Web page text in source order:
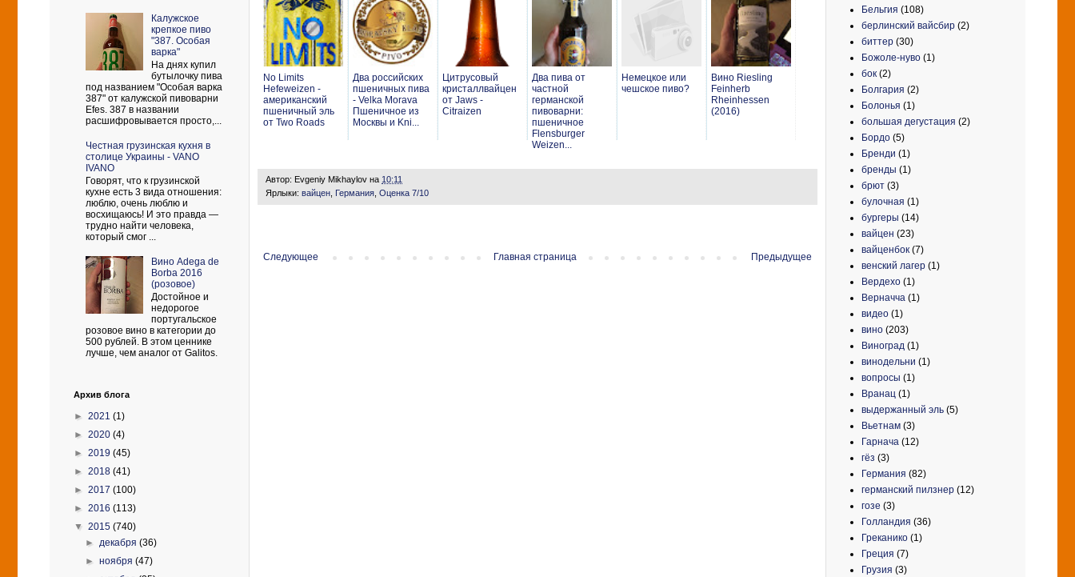
No Limits
Hefeweizen -
американский
пшеничный эль
от Two Roads
Два российских
пшеничных пива
- Velka Morava
Пшеничное из
Москвы и Kni...
Цитрусовый
кристаллвайцен
от Jaws -
Citraizen
Два пива от
частной
германской
пивоварни:
пшеничное
Flensburger
Weizen...
Немецкое или
чешское пиво?
Вино Riesling
Feinherb
Rheinhessen
(2016)
Автор: Evgeniy Mikhaylov на 10:11
Ярлыки: вайцен Германия Оценка 7/10
Следующее Предыдущее
Главная страница
Калужское
крепкое пиво
"387. Особая
варка"
На днях купил
бутылочку пива
под названием "Особая варка
387" от калужской пивоварни
Efes. 387 в названии
расшифровывается просто,...
Честная грузинская кухня в
столице Украины - VANO
IVANO
Говорят, что к грузинской
кухне есть 3 вида отношения:
люблю, очень люблю и
восхищаюсь! И это правда —
трудно найти человека,
который смог ...
Вино Adega de
Borba 2016
(розовое)
Достойное и
недорогое
португальское
розовое вино в категории до
500 рублей. В этом ценнике
лучше, чем аналог от Galitos.
Архив блога
► 2021 (1)
► 2020 (4)
► 2019 (45)
► 2018 (41)
► 2017 (100)
► 2016 (113)
▼ 2015 (740)
► декабря(36)
►ноября(47)
Бельгия (108)
берлинский вайсбир (2)
биттер (30)
Божоле-нуво (1)
бок (2)
Болгария (2)
Болонья (1)
большая дегустация (2)
Бордо (5)
Бренди (1)
бренды (1)
брют (3)
булочная (1)
бургеры (14)
вайцен (23)
вайценбок (7)
венский лагер (1)
Вердехо (1)
Верначча (1)
видео (1)
вино (203)
Виноград (1)
винодельни (1)
вопросы (1)
Вранац (1)
выдержанный эль (5)
Вьетнам (3)
Гарнача (12)
гёз (3)
Германия (82)
германский пилзнер (12)
гозе (3)
Голландия (36)
Греканико (1)
Греция (7)
Грузия (3)